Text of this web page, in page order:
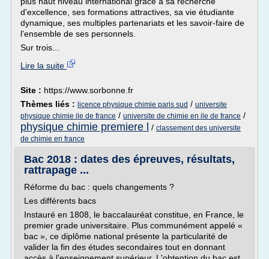
d'excellence, ses formations attractives, sa vie étudiante
dynamique, ses multiples partenariats et les savoir-faire de
l'ensemble de ses personnels.
Sur trois...
Lire la suite
Site : https://www.sorbonne.fr
Thèmes liés : licence physique chimie paris sud / universite
physique chimie ile de france / universite de chimie en ile de france /
physique chimie premiere l / classement des universite
de chimie en france
Bac 2018 : dates des épreuves, résultats,
rattrapage ...
Réforme du bac : quels changements ?
Les différents bacs
Instauré en 1808, le baccalauréat constitue, en France, le
premier grade universitaire. Plus communément appelé «
bac », ce diplôme national présente la particularité de
valider la fin des études secondaires tout en donnant